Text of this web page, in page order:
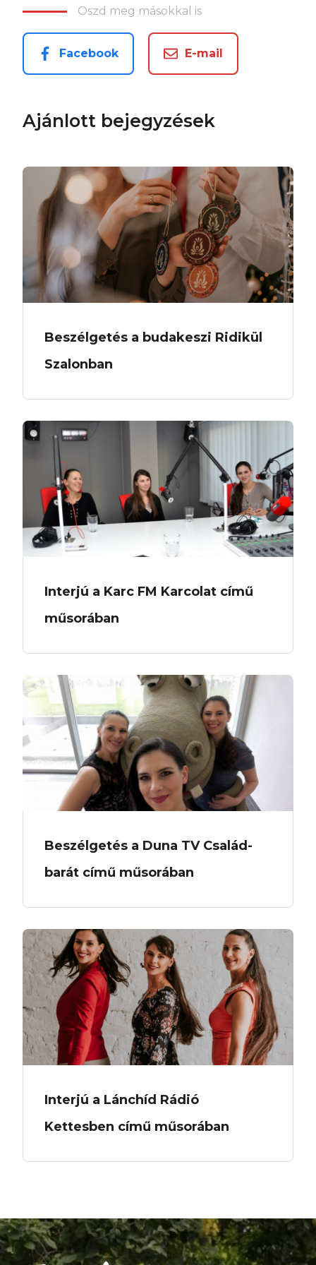
Oszd meg másokkal is
Facebook E-mail
Ajánlott bejegyzések
Beszélgetés a budakeszi Ridikül
Szalonban
Interjú a Karc FM Karcolat című
műsorában
Beszélgetés a Duna TV Család-
barát című műsorában
Interjú a Lánchíd Rádió
Kettesben című műsorában